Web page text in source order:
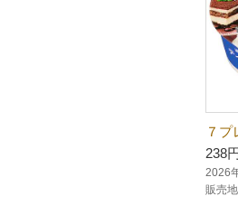
７
238
2026
販売地